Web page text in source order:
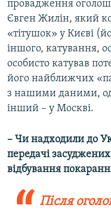
провадження
Євген Жилін, який
«тітушок» у Києві
іншого, катування,
особисто катував
його найближчих
з нашими даними,
інший – у Москві.
– Чи надходили до
передачі засуджених
відбування
Після